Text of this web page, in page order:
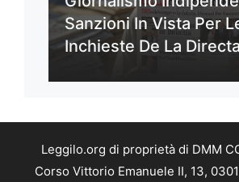
Sanzioni In Vista Per
Inchieste De La Directa
Leggilo.org di proprietà di DMM
Corso Vittorio Emanuele II, 13,